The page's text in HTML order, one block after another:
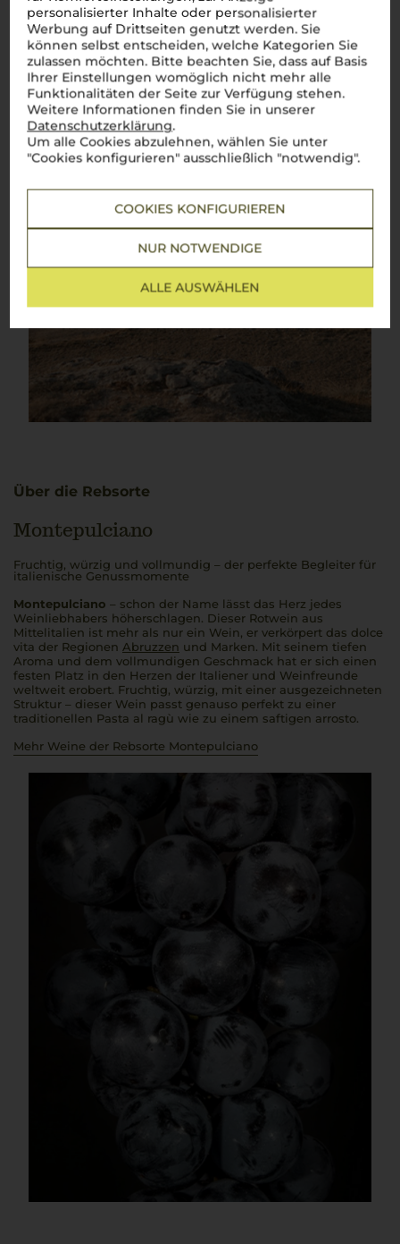
personalisierter Inhalte oder personalisierter
Werbung auf Drittseiten genutzt werden. Sie
können selbst entscheiden, welche Kategorien Sie
zulassen möchten. Bitte beachten Sie, dass auf Basis
Ihrer Einstellungen womöglich nicht mehr alle
Funktionalitäten der Seite zur Verfügung stehen.
Weitere Informationen finden Sie in unserer
Datenschutzerklärung.
Um alle Cookies abzulehnen, wählen Sie unter
"Cookies konfigurieren" ausschließlich "notwendig".
COOKIES KONFIGURIEREN
NUR NOTWENDIGE
ALLE AUSWÄHLEN
Über die Rebsorte
Montepulciano
Fruchtig, würzig und vollmundig – der perfekte Begleiter für
italienische Genussmomente
Montepulciano – schon der Name lässt das Herz jedes
Weinliebhabers höherschlagen. Dieser Rotwein aus
Mittelitalien ist mehr als nur ein Wein, er verkörpert das dolce
vita der Regionen Abruzzen und Marken. Mit seinem tiefen
Aroma und dem vollmundigen Geschmack hat er sich einen
festen Platz in den Herzen der Italiener und Weinfreunde
weltweit erobert. Fruchtig, würzig, mit einer ausgezeichneten
Struktur – dieser Wein passt genauso perfekt zu einer
traditionellen Pasta al ragù wie zu einem saftigen arrosto.
Mehr Weine der Rebsorte Montepulciano